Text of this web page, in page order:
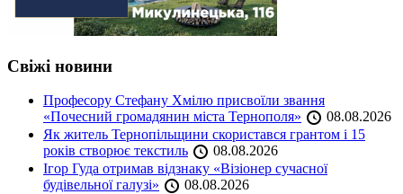
Свіжі новини
Професору Стефану Хмілю присвоїли звання
«Почесний громадянин міста Тернополя»
08.08.2026
Як житель Тернопільщини скористався грантом і 15
років створює текстиль
08.08.2026
Ігор Гуда отримав відзнаку «Візіонер сучасної
будівельної галузі»
08.08.2026